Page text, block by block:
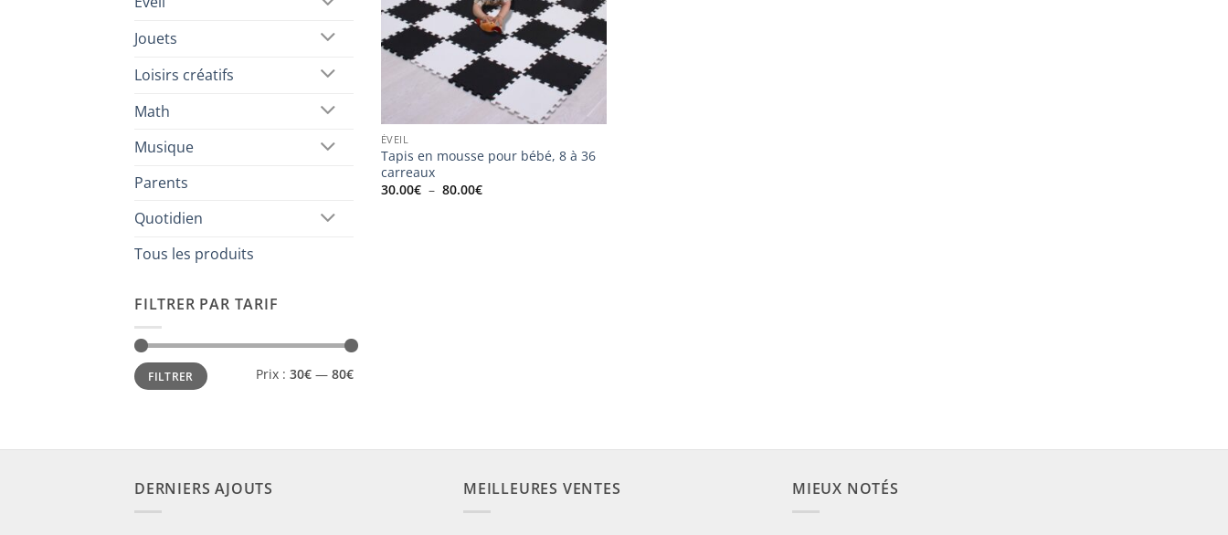
Jouets
Loisirs créatifs
Math
Musique
Parents
Quotidien
Tous les produits
FILTRER PAR TARIF
Prix
min
Prix
maxFILTRER Prix : 30€ — 80€
ÉVEIL
Tapis en mousse pour bébé, 8 à 36
carreaux
30.00€ – 80.00€Plage
DERNIERS AJOUTS MEILLEURES VENTES MIEUX NOTÉS